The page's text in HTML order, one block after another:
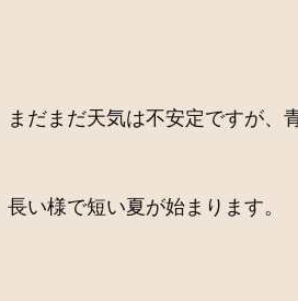
まだまだ天気は不安定ですが、
長い様で短い夏が始まります。